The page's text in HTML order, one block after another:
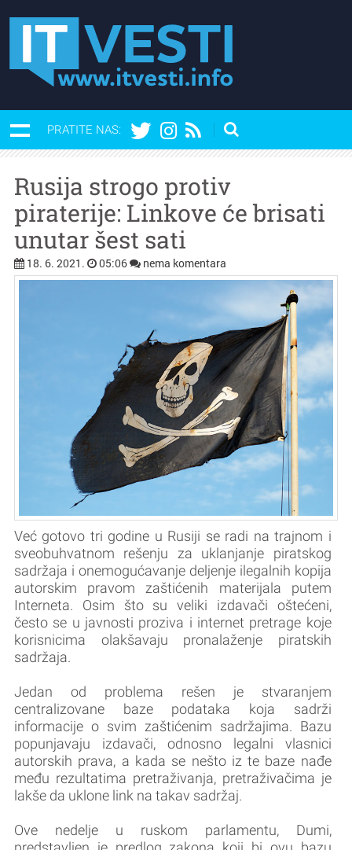
PRATITE NAS:
Rusija strogo protiv
piraterije: Linkove će brisati
unutar šest sati
18. 6. 2021. 05:06 nema komentara
Već gotovo tri godine u Rusiji se radi na trajnom i
sveobuhvatnom rešenju za uklanjanje piratskog
sadržaja i onemogućavanje deljenje ilegalnih kopija
autorskim pravom zaštićenih materijala putem
Interneta. Osim što su veliki izdavači oštećeni,
često se u javnosti proziva i internet pretrage koje
korisnicima olakšavaju pronalaženje piratskih
sadržaja.
Jedan od problema rešen je stvaranjem
centralizovane baze podataka koja sadrži
informacije o svim zaštićenim sadržajima. Bazu
popunjavaju izdavači, odnosno legalni vlasnici
autorskih prava, a kada se nešto iz te baze nađe
među rezultatima pretraživanja, pretraživačima je
lakše da uklone link na takav sadržaj.
Ove nedelje u ruskom parlamentu, Dumi,